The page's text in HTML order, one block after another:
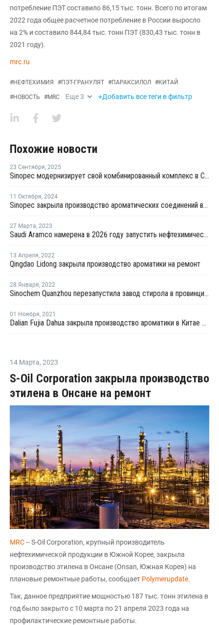
потребление ПЭТ составило 86,15 тыс. тонн. Всего по итогам
2022 года общее расчетное потребление в России выросло
на 2% и составило 844,84 тыс. тонн ПЭТ (830,43 тыс. тонн в
2021 году).
mrc.ru
#НЕФТЕХИМИЯ #ПЭТ-ГРАНУЛЯТ #ПАРАКСИЛОЛ #КИТАЙ
#НОВОСТЬ #MRC Еще3 +Добавить все теги в фильтр
Похожие новости
23 Сентября, 2025
Sinopec модернизирует свой комбинированный комплекс в Синьцзяне
11 Октября, 2024
Sinopec закрыла производство ароматических соединений в Китае из-за механического сбоя
27 Марта, 2023
Saudi Aramco намерена в 2026 году запустить нефтехимический комплекс в Китае
13 Апреля, 2022
Qingdao Lidong закрыла производство ароматики на ремонт
28 Января, 2022
Sinochem Quanzhou перезапустила завод стирола в провинции Фуцзянь после ремонта
01 Ноября, 2021
Dalian Fujia Dahua закрыла производство ароматики в Китае на ремонт
14 Марта, 2023
S-Oil Corporation закрыла производство
этилена в Онсане на ремонт
MRC-- S-Oil Corporation, крупный производитель
нефтехимической продукции в Южной Корее, закрыла
производство этилена в Онсане (Onsan, Южная Корея) на
плановые ремонтные работы, сообщает Polymerupdate.
Так, данное предприятие мощностью 187 тыс. тонн этилена в
год было закрыто с 10 марта по 21 апреля 2023 года на
профилактические ремонтные работы.